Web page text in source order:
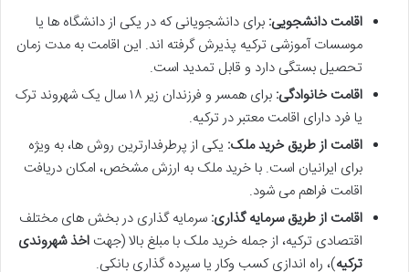
اقامت دانشجویی: برای دانشجویانی که در یکی از دانشگاه ها یا
موسسات آموزشی ترکیه پذیرش گرفته اند. این اقامت به مدت زمان
تحصیل بستگی دارد و قابل تمدید است.
اقامت خانوادگی:
برای همسر و فرزندان زیر ۱۸ سال یک شهروند ترک
یا فرد دارای اقامت معتبر در ترکیه.
اقامت از طریق خرید ملک: یکی از پرطرفدارترین روش ها، به ویژه
برای ایرانیان است. با خرید ملک به ارزش مشخص، امکان دریافت
اقامت فراهم می شود.
اقامت از طریق سرمایه گذاری: سرمایه گذاری در بخش های مختلف
اقتصادی ترکیه، از جمله خرید ملک با مبلغ بالا (جهت اخذ شهروندی
ترکیه)، راه اندازی کسب وکار یا سپرده گذاری بانکی.